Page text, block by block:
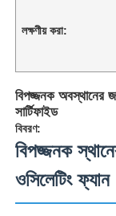
লক্ষণীয় করা:
বিপজ্জনক অবস্থানের
সার্টিফাইড
বিবরণ:
বিপজ্জনক
ওসিলেটিং